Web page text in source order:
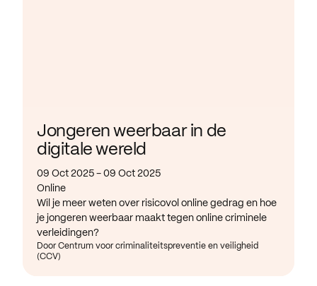
Jongeren weerbaar in de
digitale wereld
09 Oct 2025 - 09 Oct 2025
Online
Wil je meer weten over risicovol online gedrag en hoe
je jongeren weerbaar maakt tegen online criminele
verleidingen?
Door Centrum voor criminaliteitspreventie en veiligheid
(CCV)